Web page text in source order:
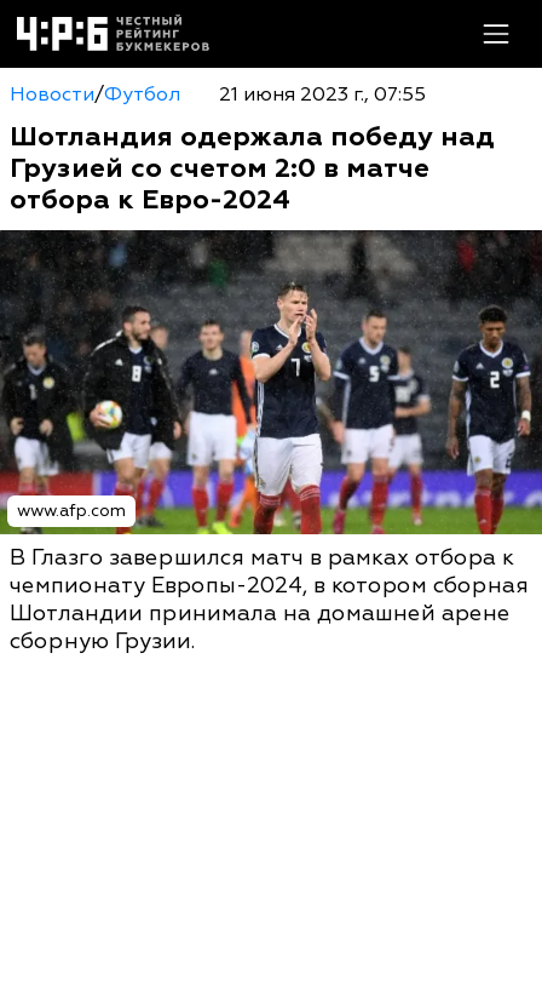
Новости/Футбол 21 июня 2023 г., 07:55
Шотландия одержала победу над
Грузией со счетом 2:0 в матче
отбора к Евро-2024
www.afp.com
В Глазго завершился матч в рамках отбора к
чемпионату Европы-2024, в котором сборная
Шотландии принимала на домашней арене
сборную Грузии.